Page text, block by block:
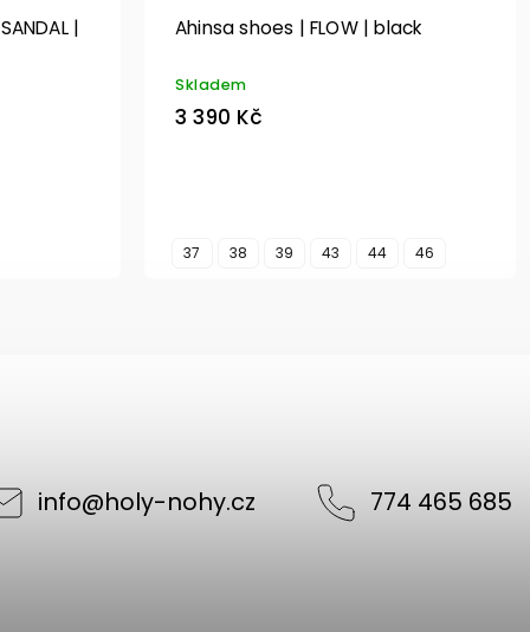
| Ahinsa shoes | FLOW | black
Skladem
3 390 Kč
37 38 39 43 44 46
info@holy-nohy.cz 774 465 685